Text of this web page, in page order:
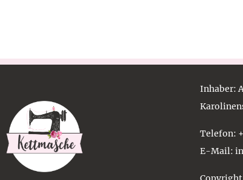
Inhaber:
Telefon:
E-Mail: